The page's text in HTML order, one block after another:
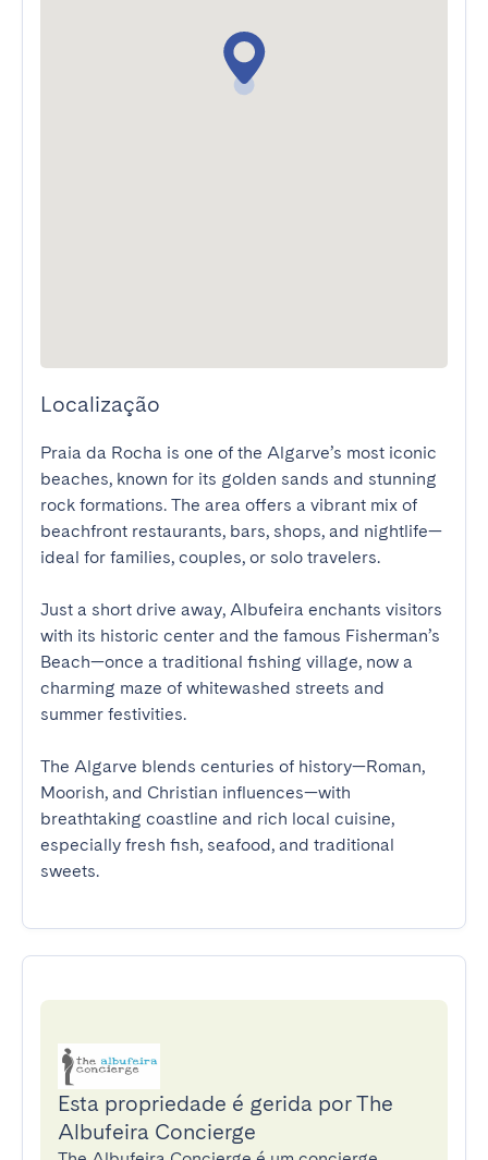
Localização
Praia da Rocha is one of the Algarve’s most iconic
beaches, known for its golden sands and stunning
rock formations. The area offers a vibrant mix of
beachfront restaurants, bars, shops, and nightlife—
ideal for families, couples, or solo travelers.
Just a short drive away, Albufeira enchants visitors
with its historic center and the famous Fisherman’s
Beach—once a traditional fishing village, now a
charming maze of whitewashed streets and
summer festivities.
The Algarve blends centuries of history—Roman,
Moorish, and Christian influences—with
breathtaking coastline and rich local cuisine,
especially fresh fish, seafood, and traditional
sweets.
Esta propriedade é gerida por The
Albufeira Concierge